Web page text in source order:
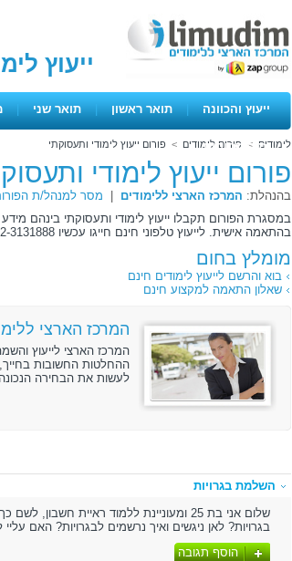
ייעוץ
ייעוץ והכוונה | תואר ראשון | תואר שני |
ימים פתוחיםלימודים > פורום לימודים > פורום ייעוץ לימודי ותעסוקתי
פורום ייעוץ לימודי
בהנהלת: המרכז הארצי ללימודים
מסר למנהל/ת
במסגרת הפורום תקבלו ייעוץ לימודי ותעסוקתי בינהם
בהתאמה אישית. לייעוץ טלפוני חינם חייגו עכשיו 072-3131888 .
מומלץ בחום
בוא והרשם לייעוץ לימודים חינם
שאלון התאמה למקצוע חינם
המרכז הארצי
המרכז הארצי לייעוץ
ההחלטות החשובות
לעשות את הבחירה
השלמת בגרויות
שלום אני בת 25 ומעוניינת ללמוד ראיית
בגרויות? לאן ניגשים ואיך נרשמים לבגרויות? האם
הוסף תגובה